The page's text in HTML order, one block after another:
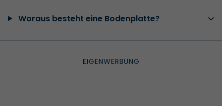
Woraus besteht eine Bodenplatte?